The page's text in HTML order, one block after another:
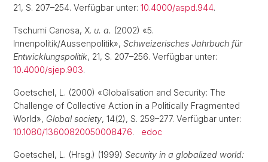
21, S. 207–254. Verfügbar unter: 10.4000/aspd.944.
Tschumi Canosa, X. u. a. (2002) «5.
Innenpolitik/Aussenpolitik», Schweizerisches Jahrbuch für
Entwicklungspolitik, 21, S. 207–256. Verfügbar unter:
10.4000/sjep.903.
Goetschel, L. (2000) «Globalisation and Security: The
Challenge of Collective Action in a Politically Fragmented
World», Global society, 14(2), S. 259–277. Verfügbar unter:
10.1080/13600820050008476. edoc
Goetschel, L. (Hrsg.) (1999) Security in a globalized world: